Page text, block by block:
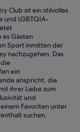
Club ist ein stilvolles
LGBTQIA-
Gästen
Sport inmitten der
nachzugehen. Das
ein
anspricht, die
ihrer Liebe zum
und
Favoriten unter
suchen.